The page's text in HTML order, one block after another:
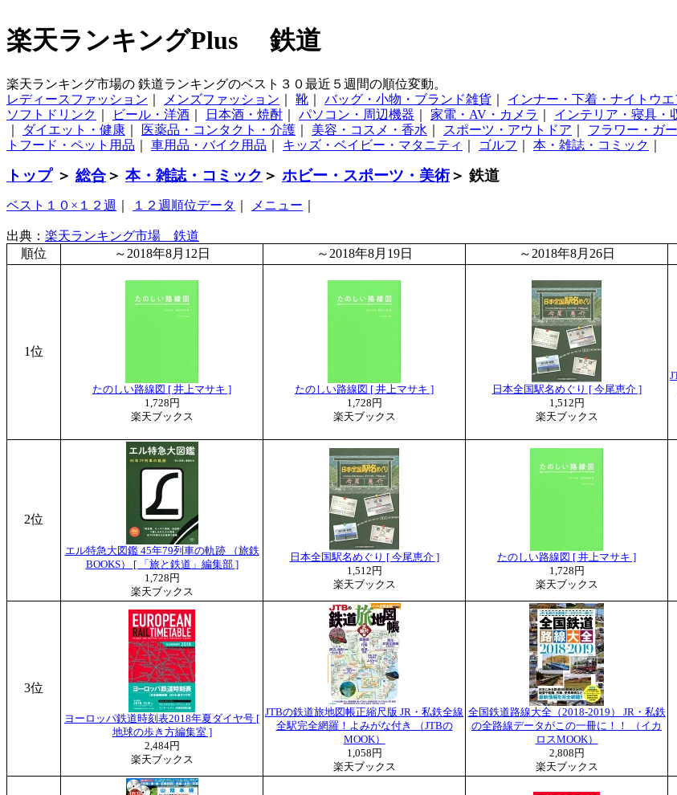
楽天ランキングPlus 鉄道
楽天ランキング市場の 鉄道ランキングのベスト３０最近５週間の順位変動。
レディースファッション
メンズファッション 靴 バッグ・小物・ブランド雑貨 インナー・下着・ナイトウエ
ソフトドリンク
ビール・洋酒 日本酒・焼酎 パソコン・周辺機器 家電・AV・カメラ インテリア・寝具・
ダイエット・健康 医薬品・コンタクト・介護 美容・コスメ・香水 スポーツ・アウトドア フラワー・ガ
トフード・ペット用品
車用品・バイク用品 キッズ・ベイビー・マタニティ ゴルフ 本・雑誌・コミック
トップ＞ 総合＞ 本・雑誌・コミック ＞ ホビー・スポーツ・美術＞ 鉄道
ベスト１０×１２週 １２週順位データ メニュー
出典： 楽天ランキング市場 鉄道
順位
～2018年8月12日 ～2018年8月19日 ～2018年8月26日
1位
たのしい路線図 [ 井上マサキ ]
1,728円
楽天ブックス
たのしい路線図 [ 井上マサキ ]
1,728円
楽天ブックス
日本全国駅名めぐり [ 今尾恵介 ]
1,512円
楽天ブックス
2位
エル特急大図鑑 45年79列車の軌跡 （旅鉄
BOOKS） [ 「旅と鉄道」編集部 ]
1,728円
楽天ブックス
日本全国駅名めぐり [ 今尾恵介 ]
1,512円
楽天ブックス
たのしい路線図 [ 井上マサキ ]
1,728円
楽天ブックス
3位
ヨーロッパ鉄道時刻表2018年夏ダイヤ号 [
地球の歩き方編集室 ]
2,484円
楽天ブックス
JTBの鉄道旅地図帳正縮尺版 JR・私鉄全線
全駅完全網羅！よみがな付き （JTBの
MOOK）
1,058円
楽天ブックス
全国鉄道路線大全（2018-2019） JR・私鉄
の全路線データがこの一冊に！！ （イカ
ロスMOOK）
2,808円
楽天ブックス